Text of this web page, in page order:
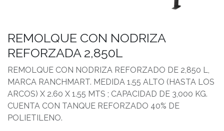
REMOLQUE CON NODRIZA
REFORZADA 2,850L
REMOLQUE CON NODRIZA REFORZADO DE 2,850 L,
MARCA RANCHMART. MEDIDA 1.55 ALTO (HASTA LOS
ARCOS) X 2.60 X 1.55 MTS ; CAPACIDAD DE 3,000 KG.
CUENTA CON TANQUE REFORZADO 40% DE
POLIETILENO.